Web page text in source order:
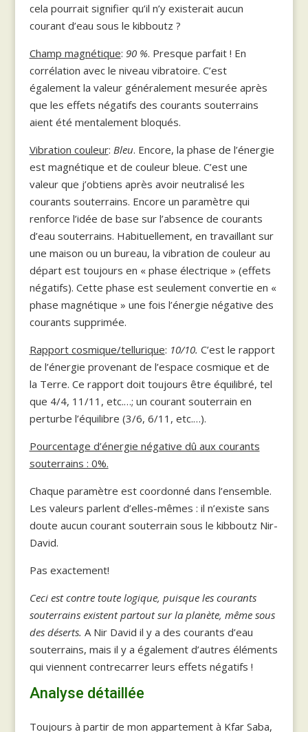
cela pourrait signifier qu’il n’y existerait aucun
courant d’eau sous le kibboutz ?
Champ magnétique: 90 %. Presque parfait ! En
corrélation avec le niveau vibratoire. C’est
également la valeur généralement mesurée après
que les effets négatifs des courants souterrains
aient été mentalement bloqués.
Vibration couleur: Bleu. Encore, la phase de l’énergie
est magnétique et de couleur bleue. C’est une
valeur que j’obtiens après avoir neutralisé les
courants souterrains. Encore un paramètre qui
renforce l’idée de base sur l’absence de courants
d’eau souterrains. Habituellement, en travaillant sur
une maison ou un bureau, la vibration de couleur au
départ est toujours en « phase électrique » (effets
négatifs). Cette phase est seulement convertie en «
phase magnétique » une fois l’énergie négative des
courants supprimée.
Rapport cosmique/tellurique: 10/10. C’est le rapport
de l’énergie provenant de l’espace cosmique et de
la Terre. Ce rapport doit toujours être équilibré, tel
que 4/4, 11/11, etc.…; un courant souterrain en
perturbe l’équilibre (3/6, 6/11, etc.…).
Pourcentage d’énergie négative dû aux courants
souterrains : 0%.
Chaque paramètre est coordonné dans l’ensemble.
Les valeurs parlent d’elles-mêmes : il n’existe sans
doute aucun courant souterrain sous le kibboutz Nir-
David.
Pas exactement!
Ceci est contre toute logique, puisque les courants
souterrains existent partout sur la planète, même sous
des déserts. A Nir David il y a des courants d’eau
souterrains, mais il y a également d’autres éléments
qui viennent contrecarrer leurs effets négatifs !
Analyse détaillée
Toujours à partir de mon appartement à Kfar Saba,